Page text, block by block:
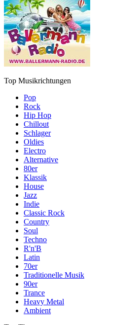
Top Musikrichtungen
Pop
Rock
Hip Hop
Chillout
Schlager
Oldies
Electro
Alternative
80er
Klassik
House
Jazz
Indie
Classic Rock
Country
Soul
Techno
R'n'B
Latin
70er
Traditionelle Musik
90er
Trance
Heavy Metal
Ambient